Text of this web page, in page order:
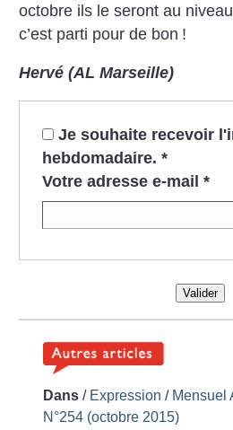
octobre ils le seront au
c’est parti pour de bon !
Hervé (AL Marseille)
Je souhaite recevoir
hebdomadaire. *
Votre adresse e-mail *
Valider
Dans / Expression / Mensuel
N°254 (octobre 2015)